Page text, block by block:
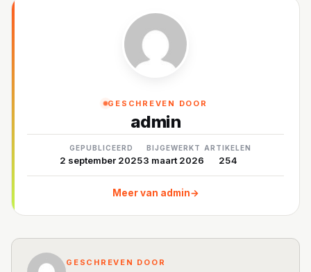
GESCHREVEN DOOR
admin
GEPUBLICEERD
2 september 2025
BIJGEWERKT
3 maart 2026
ARTIKELEN
254
Meer van admin→
GESCHREVEN DOOR